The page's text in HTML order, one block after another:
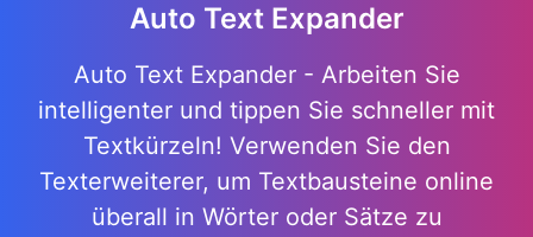
Auto Text Expander
Auto Text Expander - Arbeiten Sie
intelligenter und tippen Sie schneller mit
Textkürzeln! Verwenden Sie den
Texterweiterer, um Textbausteine online
überall in Wörter oder Sätze zu